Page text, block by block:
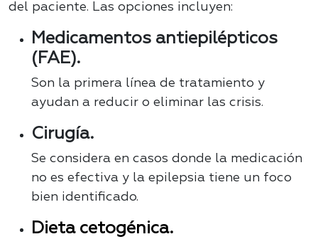
del paciente. Las opciones incluyen:
Medicamentos antiepilépticos
(FAE).
Son la primera línea de tratamiento y
ayudan a reducir o eliminar las crisis.
Cirugía.
Se considera en casos donde la medicación
no es efectiva y la epilepsia tiene un foco
bien identificado.
Dieta cetogénica.